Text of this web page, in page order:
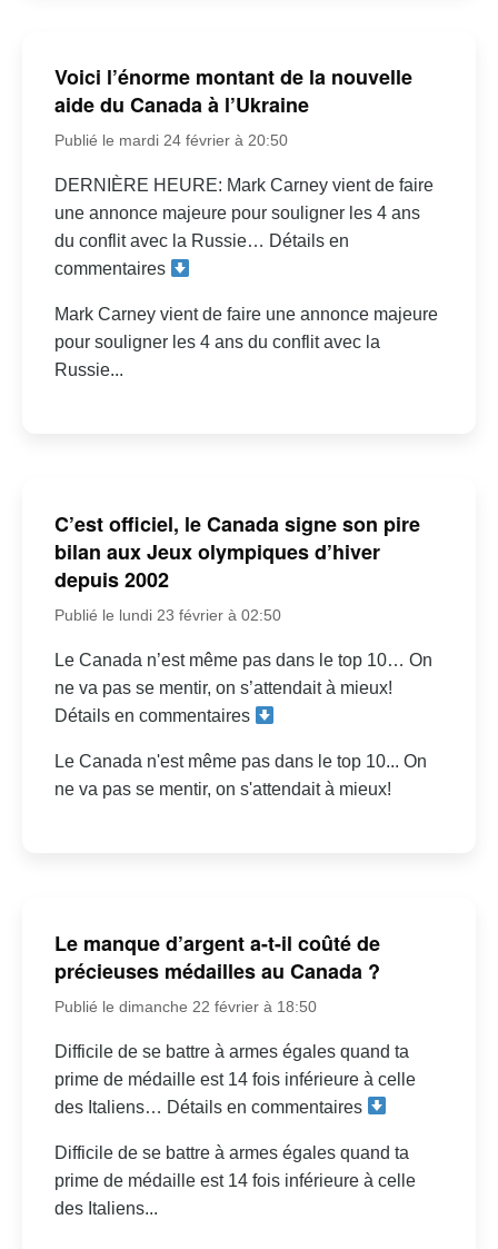
Voici l’énorme montant de la nouvelle
aide du Canada à l’Ukraine
Publié le mardi 24 février à 20:50
DERNIÈRE HEURE: Mark Carney vient de faire
une annonce majeure pour souligner les 4 ans
du conflit avec la Russie… Détails en
commentaires
Mark Carney vient de faire une annonce majeure
pour souligner les 4 ans du conflit avec la
Russie...
C’est officiel, le Canada signe son pire
bilan aux Jeux olympiques d’hiver
depuis 2002
Publié le lundi 23 février à 02:50
Le Canada n’est même pas dans le top 10… On
ne va pas se mentir, on s’attendait à mieux!
Détails en commentaires
Le Canada n'est même pas dans le top 10... On
ne va pas se mentir, on s'attendait à mieux!
Le manque d’argent a-t-il coûté de
précieuses médailles au Canada ?
Publié le dimanche 22 février à 18:50
Difficile de se battre à armes égales quand ta
prime de médaille est 14 fois inférieure à celle
des Italiens… Détails en commentaires
Difficile de se battre à armes égales quand ta
prime de médaille est 14 fois inférieure à celle
des Italiens...